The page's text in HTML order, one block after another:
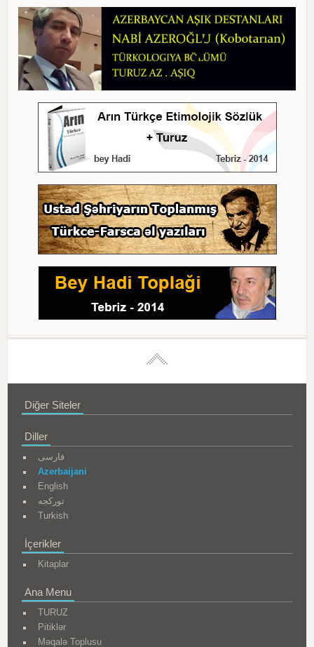
Diğer Siteler
Diller
فارسی
Azerbaijani
English
تورکجه
Turkish
İçerikler
Kitaplar
Ana Menu
TURUZ
Pitiklər
Məqalə Toplusu